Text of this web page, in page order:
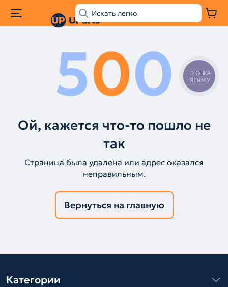
500
Ой, кажется что-то пошло не
так
Страница была удалена или адрес оказался
неправильным.
Вернуться на главную
Категории
КНОПКА
ЗВ'ЯЗКУ